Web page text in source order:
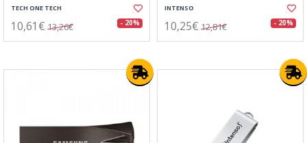
TECH ONE TECH
10,61€ 13,26€ - 20%
INTENSO
10,25€ 12,81€ - 20%